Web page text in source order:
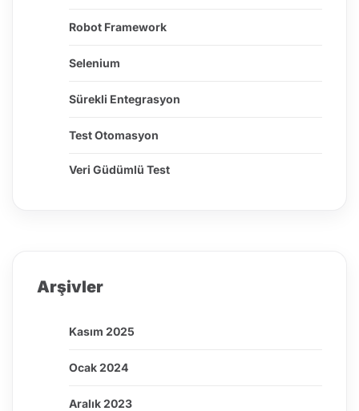
Robot Framework
Selenium
Sürekli Entegrasyon
Test Otomasyon
Veri Güdümlü Test
Arşivler
Kasım 2025
Ocak 2024
Aralık 2023